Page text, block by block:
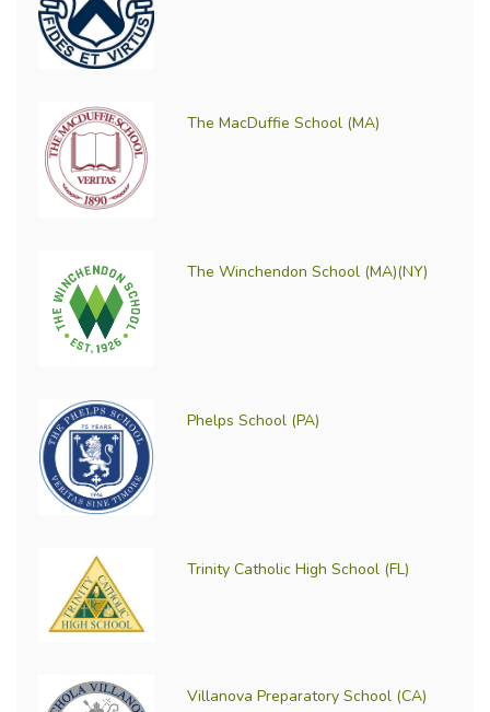
The MacDuffie School (MA)
The Winchendon School (MA)(NY)
Phelps School (PA)
Trinity Catholic High School (FL)
Villanova Preparatory School (CA)